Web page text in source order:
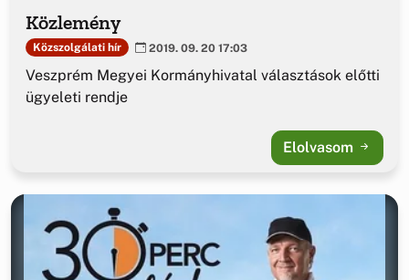
Közlemény
Közszolgálati hír 2019. 09. 20 17:03
Veszprém Megyei Kormányhivatal választások előtti
ügyeleti rendje
Elolvasom